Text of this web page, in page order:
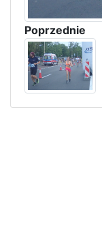
Poprzednie